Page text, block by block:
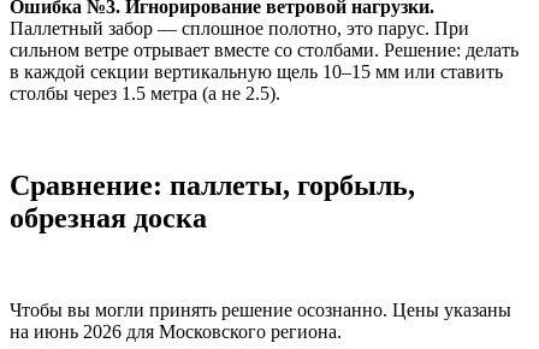
Ошибка №3. Игнорирование ветровой нагрузки.
Паллетный забор — сплошное полотно, это парус. При
сильном ветре отрывает вместе со столбами. Решение: делать
в каждой секции вертикальную щель 10–15 мм или ставить
столбы через 1.5 метра (а не 2.5).
Сравнение: паллеты, горбыль,
обрезная доска
Чтобы вы могли принять решение осознанно. Цены указаны
на июнь 2026 для Московского региона.